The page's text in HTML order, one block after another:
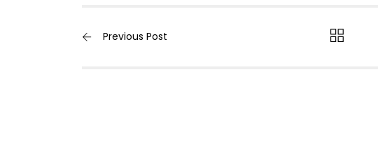
Previous Post